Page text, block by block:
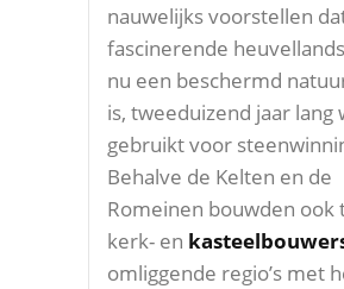
nauwelijks voorstellen
fascinerende
nu een beschermd
is, tweeduizend jaar lang
gebruikt voor
Behalve de Kelten en de
Romeinen bouwden ook
kerk- en
omliggende regio’s met